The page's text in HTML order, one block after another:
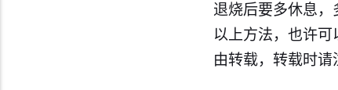
退烧后要多休息，
以上方法，也许
由转载，转载时请